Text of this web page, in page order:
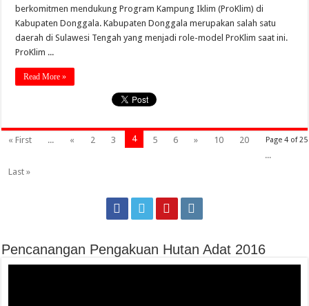
berkomitmen mendukung Program Kampung Iklim (ProKlim) di
Kabupaten Donggala. Kabupaten Donggala merupakan salah satu
daerah di Sulawesi Tengah yang menjadi role-model ProKlim saat ini.
ProKlim ...
Read More »
Page 4 of 25
« First ... « 2 3 4 5 6 » 10
20
...
Last »
Pencanangan Pengakuan Hutan Adat 2016